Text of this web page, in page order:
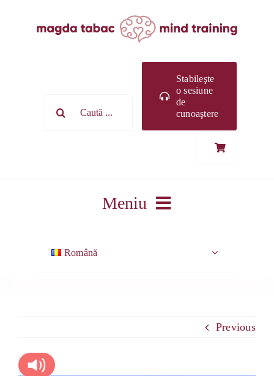
Stabileşte
o sesiune
de
cunoaştere
Meniu
ASERTIVITATE EMOŢIONALĂ
Română
Previous